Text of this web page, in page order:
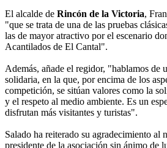
El alcalde de Rincón de la Victoria,
"que se trata de una de las pruebas
las de mayor atractivo por el escenario
Acantilados de El Cantal".
Además, añade el regidor, "hablamos de
solidaria, en la que, por encima de los
competición, se sitúan valores como la
y el respeto al medio ambiente. Es un
disfrutan más visitantes y turistas".
Salado ha reiterado su agradecimiento al
presidente de la asociación sin ánimo de